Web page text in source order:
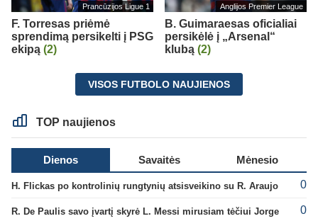
Prancūzijos Ligue 1
F. Torresas priėmė
sprendimą persikelti į PSG
ekipą (2)
Anglijos Premier League
B. Guimaraesas oficialiai
persikėlė į „Arsenal“
klubą (2)
VISOS FUTBOLO NAUJIENOS
TOP naujienos
Dienos Savaitės Mėnesio
H. Flickas po kontrolinių rungtynių atsisveikino su R. Araujo 0
R. De Paulis savo įvartį skyrė L. Messi mirusiam tėčiui Jorge 0